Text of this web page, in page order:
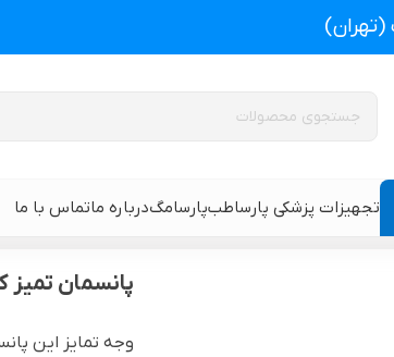
تجهیزات پزشکی پارساطبپارسامگدرباره ماتماس با ما
زخم> پانسمان جاذب پانسمان تمیز کننده سدیم کلراید
پانسمان تمیز
وجه تمایز این